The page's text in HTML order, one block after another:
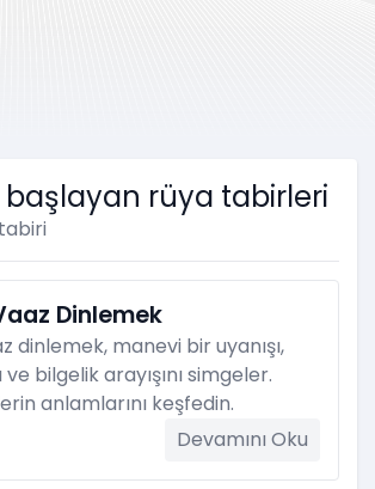
başlayan rüya tabirleri
Dinlemek
dinlemek, manevi bir uyanışı,
bilgelik arayışını simgeler.
anlamlarını keşfedin.
Devamını Oku